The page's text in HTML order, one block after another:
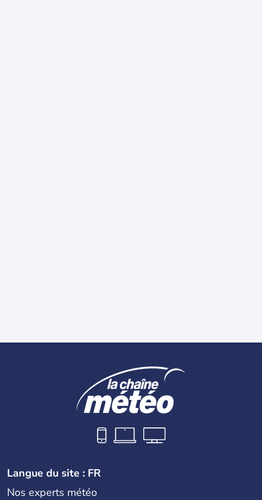
Langue du site : FR
Nos experts météo